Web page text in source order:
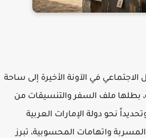
في الآونة الأخيرة إلى ساحة
بطلها ملف السفر والتنسيقات من
نحو دولة الإمارات العربية
واتهامات المحسوبية، تبرز